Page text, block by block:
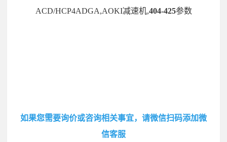
ACD/HCP4ADGA,AOKI减速机,404-425参数
如果您需要询价或咨询相关事宜，请微信扫码添加微
信客服